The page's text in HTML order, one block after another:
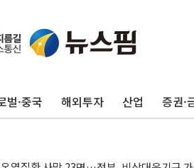
벌·중국 해외투자 산업 증권·
개편 재검토 지시…與 "적극 환영"·野 "
열질환 사망 23명…정부, 비상대응기구